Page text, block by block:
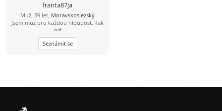
franta87ja
Muž, 39 let, Moravskoslezský
Jsem muž pro každou hloupost. Tak
piš
Seznámit se